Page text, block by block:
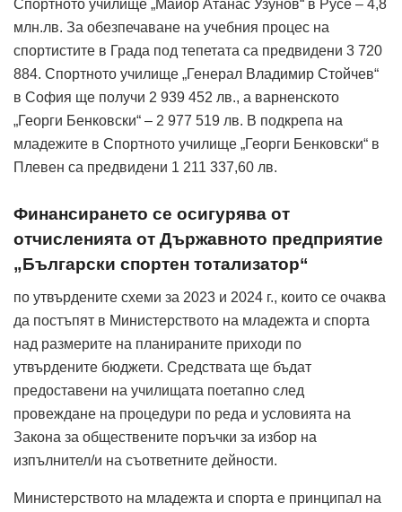
Спортното училище „Майор Атанас Узунов“ в Русе – 4,8
млн.лв. За обезпечаване на учебния процес на
спортистите в Града под тепетата са предвидени 3 720
884. Спортното училище „Генерал Владимир Стойчев“
в София ще получи 2 939 452 лв., а варненското
„Георги Бенковски“ – 2 977 519 лв. В подкрепа на
младежите в Спортното училище „Георги Бенковски“ в
Плевен са предвидени 1 211 337,60 лв.
Финансирането се осигурява от
отчисленията от Държавното предприятие
„Български спортен тотализатор“
по утвърдените схеми за 2023 и 2024 г., които се очаква
да постъпят в Министерството на младежта и спорта
над размерите на планираните приходи по
утвърдените бюджети. Средствата ще бъдат
предоставени на училищата поетапно след
провеждане на процедури по реда и условията на
Закона за обществените поръчки за избор на
изпълнител/и на съответните дейности.
Министерството на младежта и спорта е принципал на